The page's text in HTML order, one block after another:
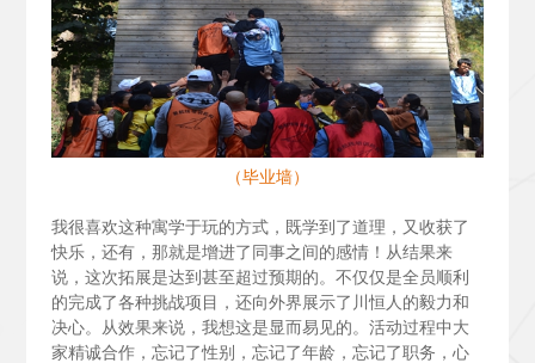
（毕业墙）
我很喜欢这种寓学于玩的方式，既学到了道理，又收获了
快乐，还有，那就是增进了同事之间的感情！从结果来
说，这次拓展是达到甚至超过预期的。不仅仅是全员顺利
的完成了各种挑战项目，还向外界展示了川恒人的毅力和
决心。从效果来说，我想这是显而易见的。活动过程中大
家精诚合作，忘记了性别，忘记了年龄，忘记了职务，心